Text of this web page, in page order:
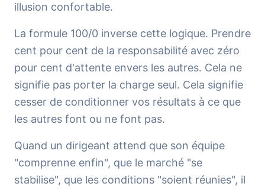
illusion confortable.
La formule 100/0 inverse cette logique. Prendre
cent pour cent de la responsabilité avec zéro
pour cent d'attente envers les autres. Cela ne
signifie pas porter la charge seul. Cela signifie
cesser de conditionner vos résultats à ce que
les autres font ou ne font pas.
Quand un dirigeant attend que son équipe
"comprenne enfin", que le marché "se
stabilise", que les conditions "soient réunies", il